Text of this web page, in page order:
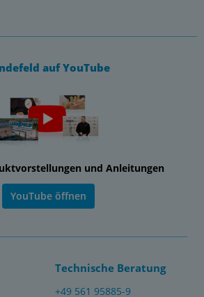
auf YouTube
und Anleitungen
YouTube öffnen
Technische Beratung
+49 561 95885-9